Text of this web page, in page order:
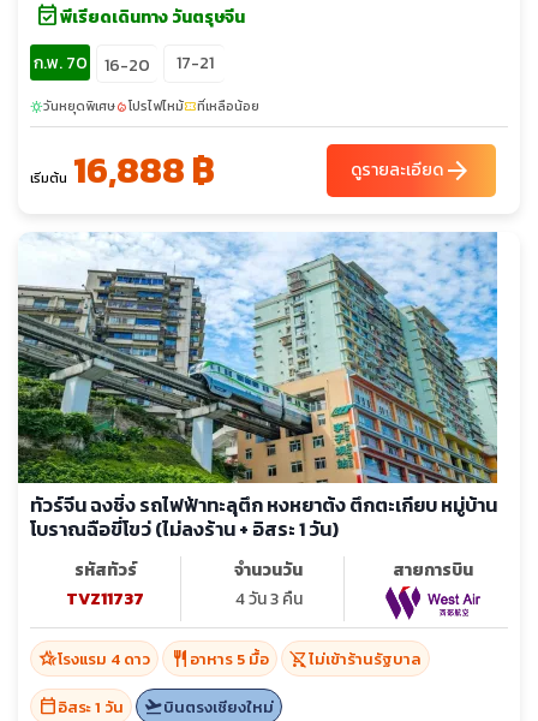
event_availableพีเรียดเดินทาง วันตรุษจีน
ก.พ. 70
16-20 17-21
sunnyวันหยุดพิเศษlocal_fire_departmentโปรไฟไหม้confirmation_numberที่เหลือน้อย
เริ่มต้น 16,888 ฿ ดูรายละเอียดarrow_forward
ทัวร์จีน ฉงชิ่ง รถไฟฟ้าทะลุตึก หงหยาต้ง ตึกตะเกียบ หมู่บ้าน
โบราณฉือขี่โขว่ (ไม่ลงร้าน + อิสระ 1 วัน)
รหัสทัวร์
TVZ11737
จำนวนวัน
4 วัน 3 คืน
สายการบิน
hotel_classโรงแรม 4 ดาว restaurant อาหาร 5 มื้อ shopping_cart_offไม่เข้าร้านรัฐบาล
calendar_todayอิสระ 1 วัน flight_takeoffบินตรงเชียงใหม่